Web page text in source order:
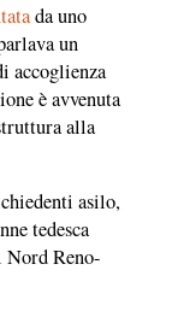
da uno
un
accoglienza
è avvenuta
alla
asilo,
tedesca
Nord Reno-